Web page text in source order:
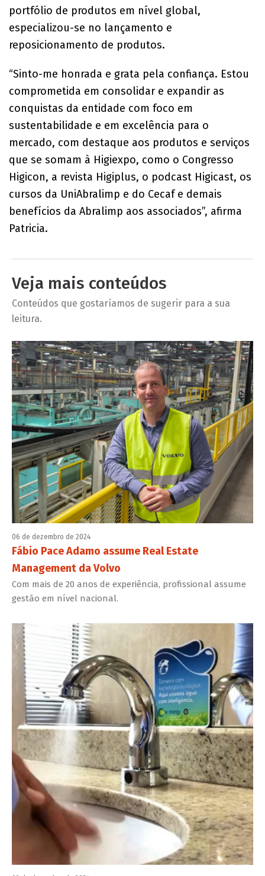
portfólio de produtos em nível global,
especializou-se no lançamento e
reposicionamento de produtos.
“Sinto-me honrada e grata pela confiança. Estou
comprometida em consolidar e expandir as
conquistas da entidade com foco em
sustentabilidade e em excelência para o
mercado, com destaque aos produtos e serviços
que se somam à Higiexpo, como o Congresso
Higicon, a revista Higiplus, o podcast Higicast, os
cursos da UniAbralimp e do Cecaf e demais
benefícios da Abralimp aos associados”, afirma
Patricia.
Veja mais conteúdos
Conteúdos que gostaríamos de sugerir para a sua
leitura.
06 de dezembro de 2024
Fábio Pace Adamo assume Real Estate
Management da Volvo
Com mais de 20 anos de experiência, profissional assume
gestão em nível nacional.